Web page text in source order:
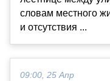
словам местного
и отсутствия ...
09:00, 25 Апр